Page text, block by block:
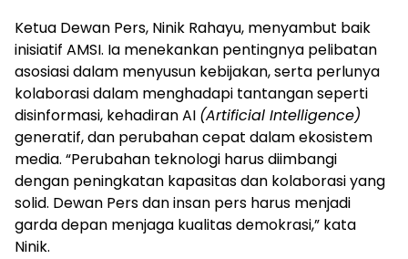
Ketua Dewan Pers, Ninik Rahayu, menyambut baik
inisiatif AMSI. Ia menekankan pentingnya pelibatan
asosiasi dalam menyusun kebijakan, serta perlunya
kolaborasi dalam menghadapi tantangan seperti
disinformasi, kehadiran AI (Artificial Intelligence)
generatif, dan perubahan cepat dalam ekosistem
media. “Perubahan teknologi harus diimbangi
dengan peningkatan kapasitas dan kolaborasi yang
solid. Dewan Pers dan insan pers harus menjadi
garda depan menjaga kualitas demokrasi,” kata
Ninik.